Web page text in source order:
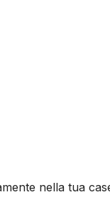
nella tua